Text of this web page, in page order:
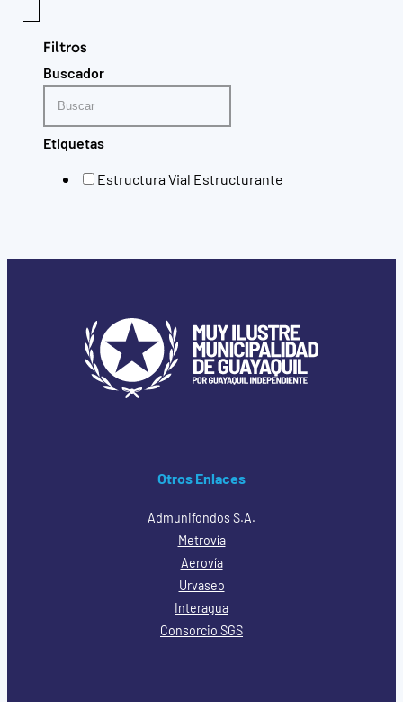
Filtros
Buscador
Etiquetas
Estructura Vial Estructurante
Otros Enlaces
Admunifondos S.A.
Metrovía
Aerovía
Urvaseo
Interagua
Consorcio SGS